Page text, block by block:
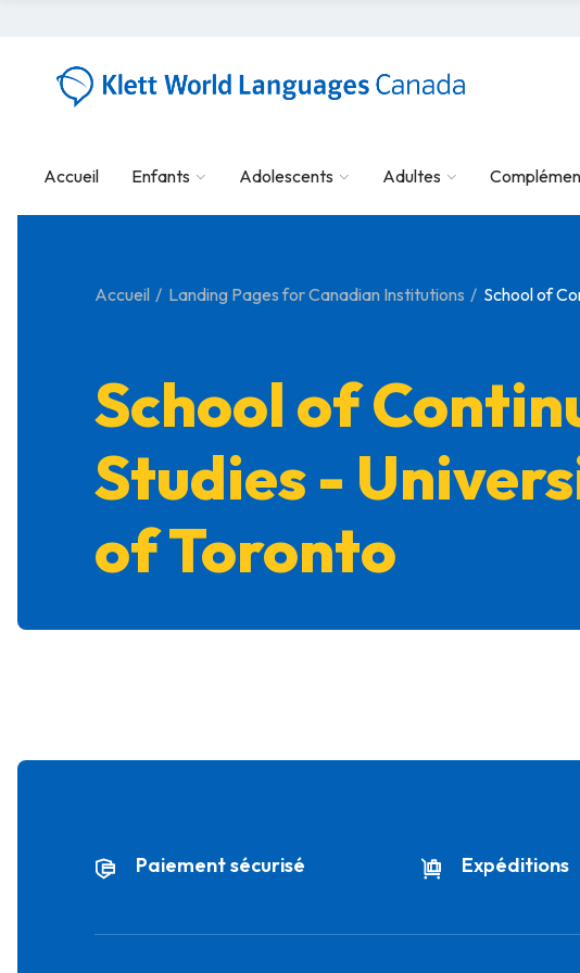
Accueil Enfants Adolescents Adultes
Accueil Landing Pages for Canadian Institutions School of
School of
Studies -
of Toronto
Paiement sécurisé Expéditions